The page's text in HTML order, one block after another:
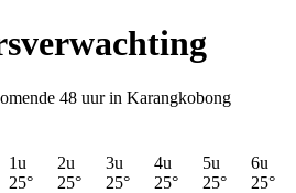
48 uur in Karangkobong
1u
25°
2u
25°
3u
25°
4u
25°
5u
25°
6u
25°